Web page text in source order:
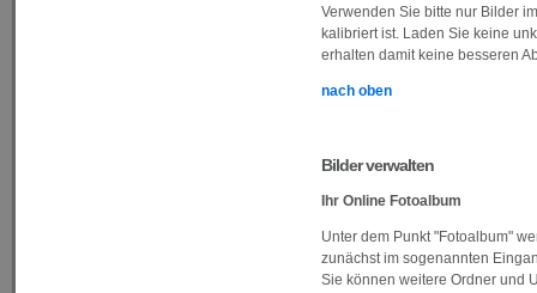
Verwenden Sie bitte nur Bilder
kalibriert ist. Laden Sie keine
erhalten damit keine besseren
nach oben
Bilder verwalten
Ihr Online Fotoalbum
Unter dem Punkt "Fotoalbum"
zunächst im sogenannten
Sie können weitere Ordner und